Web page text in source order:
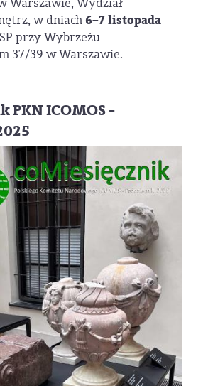
Warszawie, Wydział
w dniach6–7 listopada
przy Wybrzeżu
37/39 w Warszawie.
PKN ICOMOS -